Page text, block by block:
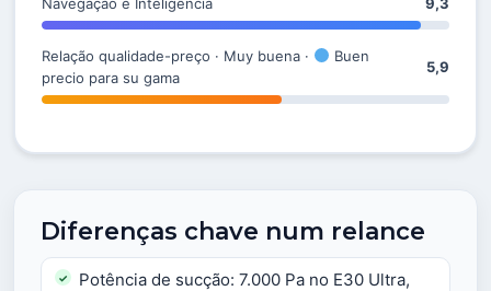
Relação qualidade-preço · Muy buena ·
Buen
precio para su gama
5,9
Diferenças chave num relance
Potência de sucção: 7.000 Pa no E30 Ultra,